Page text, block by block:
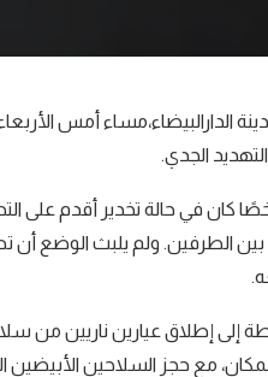
الجدي.
في حالة تخدير أقدم على
الطرفين. ولم يلبث الوضع أن
إلى إطلاق عيارين ناريين من
مع حجز السلاحين الأبيضين